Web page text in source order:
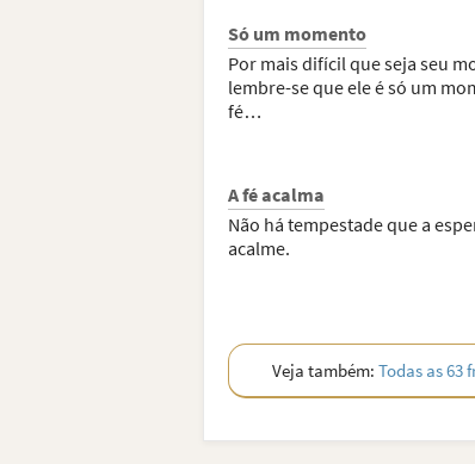
Só um momento
Por mais difícil que seja seu
lembre-se que ele é só um
fé…
A fé acalma
Não há tempestade que a
acalme.
Veja também:Todas as 63